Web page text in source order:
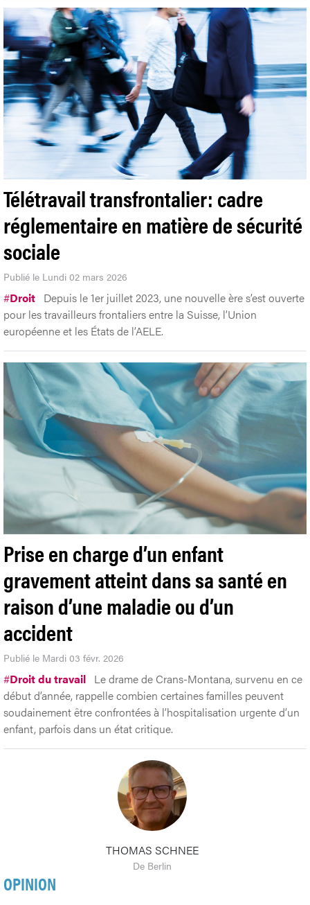
Télétravail transfrontalier: cadre
réglementaire en matière de sécurité
sociale
Publié le Lundi 02 mars 2026
#Droit Depuis le 1er juillet 2023, une nouvelle ère s’est ouverte
pour les travailleurs frontaliers entre la Suisse, l’Union
européenne et les États de l’AELE.
Prise en charge d’un enfant
gravement atteint dans sa santé en
raison d’une maladie ou d’un
accident
Publié le Mardi 03 févr. 2026
#Droit du travail Le drame de Crans-Montana, survenu en ce
début d’année, rappelle combien certaines familles peuvent
soudainement être confrontées à l’hospitalisation urgente d’un
enfant, parfois dans un état critique.
THOMAS SCHNEE
De Berlin
OPINION